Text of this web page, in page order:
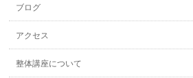
ブログ
アクセス
整体講座について